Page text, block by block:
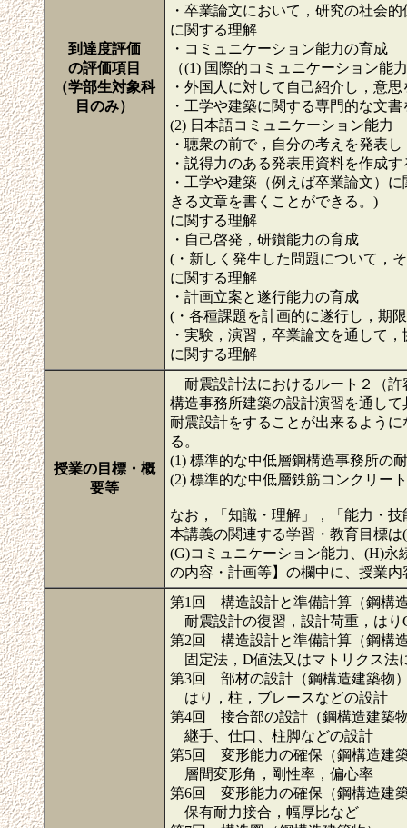
到達度評価
の評価項目
（学部生対象科
目のみ）
・卒業論文において，研究の社会
に関する理解
・コミュニケーション能力の育成
（(1) 国際的コミュニケーション能力
・外国人に対して自己紹介し，意
・工学や建築に関する専門的な文
(2) 日本語コミュニケーション能力
・聴衆の前で，自分の考えを発表
・説得力のある発表用資料を作成
・工学や建築（例えば卒業論文）
きる文章を書くことができる。)
に関する理解
・自己啓発，研鑚能力の育成
(・新しく発生した問題について，
に関する理解
・計画立案と遂行能力の育成
(・各種課題を計画的に遂行し，期
・実験，演習，卒業論文を通して
に関する理解
授業の目標・概
要等
耐震設計法におけるルート２（許
構造事務所建築の設計演習を通し
耐震設計をすることが出来るよう
る。
(1) 標準的な中低層鋼構造事務所の
(2) 標準的な中低層鉄筋コンクリー
なお，「知識・理解」，「能力・
本講義の関連する学習・教育目標
(G)コミュニケーション能力、(H)
の内容・計画等】の欄中に、授業
第1回 構造設計と準備計算（鋼構
耐震設計の復習，設計荷重，はり
第2回 構造設計と準備計算（鋼構
固定法，D値法又はマトリクス法
第3回 部材の設計（鋼構造建築物
はり，柱，ブレースなどの設計
第4回 接合部の設計（鋼構造建築
継手、仕口、柱脚などの設計
第5回 変形能力の確保（鋼構造建
層間変形角，剛性率，偏心率
第6回 変形能力の確保（鋼構造建
保有耐力接合，幅厚比など